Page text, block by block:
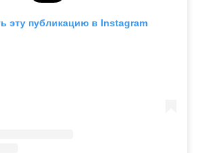
эту публикацию в Instagram